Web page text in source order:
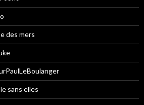
des mers
sans elles